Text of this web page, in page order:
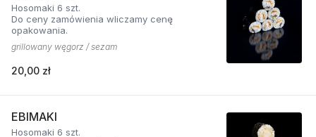
Hosomaki 6 szt.
Do ceny zamówienia wliczamy cenę
opakowania.
grillowany węgorz / sezam
20,00 zł
EBIMAKI
Hosomaki 6 szt.